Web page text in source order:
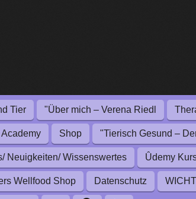
Tier "Über mich – Verena Riedl
Academy Shop "Tierisch Gesund –
Neuigkeiten/ Wissenswertes Ûdemy
Wellfood Shop Datenschutz